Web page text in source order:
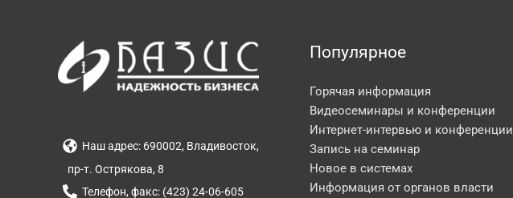
Наш адрес: 690002, Владивосток,
пр-т. Острякова, 8
Телефон, факс: (423) 24-06-605
Популярное
Горячая информация
Видеосеминары и конференции
Интернет-интервью и конференции
Запись на семинар
Новое в системах
Информация от органов власти